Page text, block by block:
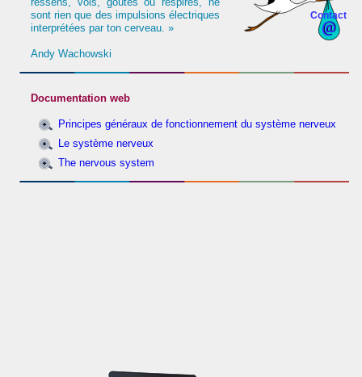
Contact
sont rien que des impulsions électriques
interprétées par ton cerveau. »
Andy Wachowski
Documentation web
Principes généraux de fonctionnement du système nerveux
Le système nerveux
The nervous system